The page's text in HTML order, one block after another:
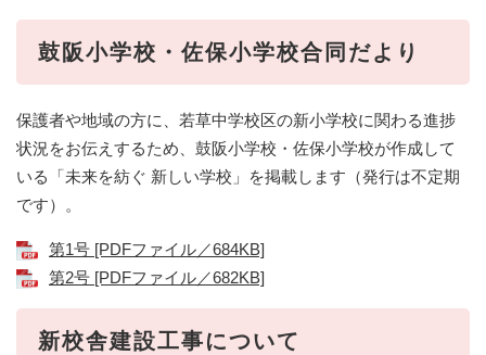
鼓阪小学校・佐保小学校合同だより
保護者や地域の方に、若草中学校区の新小学校に関わる進捗
状況をお伝えするため、鼓阪小学校・佐保小学校が作成して
いる「未来を紡ぐ 新しい学校」を掲載します（発行は不定期
です）。
第1号 [PDFファイル／684KB]
第2号 [PDFファイル／682KB]
新校舎建設工事について